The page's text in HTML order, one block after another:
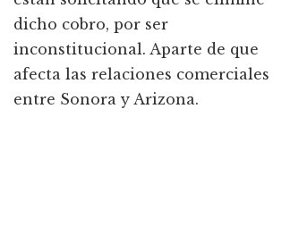
dicho cobro, por ser
inconstitucional. Aparte de que
afecta las relaciones comerciales
entre Sonora y Arizona.